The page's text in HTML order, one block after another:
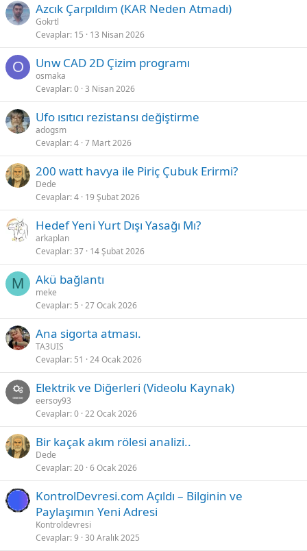
Azcık Çarpıldım (KAR Neden Atmadı)
Gokrtl
Cevaplar 15 13 Nisan 2026
O Unw CAD 2D Çizim programı
osmaka
Cevaplar 0 3 Nisan 2026
Ufo ısıtıcı rezistansı değiştirme
adogsm
Cevaplar 4 7 Mart 2026
200 watt havya ile Piriç Çubuk Erirmi?
Dede
Cevaplar 4 19 Şubat 2026
Hedef Yeni Yurt Dışı Yasağı Mı?
arkaplan
Cevaplar 37 14 Şubat 2026
M Akü bağlantı
meke
Cevaplar 5 27 Ocak 2026
Ana sigorta atması.
TA3UIS
Cevaplar 51 24 Ocak 2026
Elektrik ve Diğerleri (Videolu Kaynak)
eersoy93
Cevaplar 0 22 Ocak 2026
Bir kaçak akım rölesi analizi..
Dede
Cevaplar 20 6 Ocak 2026
KontrolDevresi.com Açıldı – Bilginin ve
Paylaşımın Yeni Adresi
Kontroldevresi
Cevaplar 9 30 Aralık 2025